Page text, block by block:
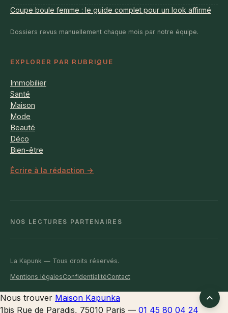
Coupe boule femme : le guide complet pour un look affirmé
Dossiers revus manuellement chaque mois par notre équipe.
EXPLORER PAR RUBRIQUE
Immobilier
Santé
Maison
Mode
Beauté
Déco
Bien-être
Écrire à la rédaction →
NOS LECTURES PARTENAIRES
La Kapunk — Tous droits réservés.
Mentions légalesConfidentialitéContact
Retour
en
Nous trouver Maison Kapunka
1bis Rue de Paradis, 75010 Paris — 01 45 80 04 24